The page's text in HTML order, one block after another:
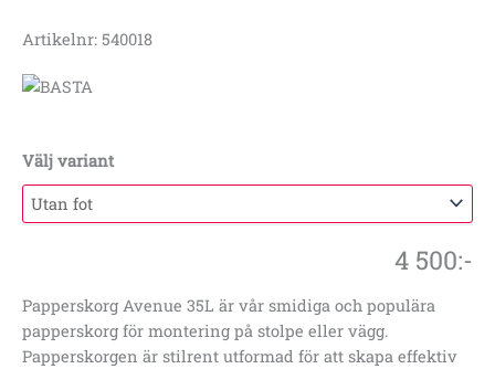
Artikelnr: 540018
Välj variant
4 500:-
Papperskorg Avenue 35L är vår smidiga och populära
papperskorg för montering på stolpe eller vägg.
Papperskorgen är stilrent utformad för att skapa effektiv